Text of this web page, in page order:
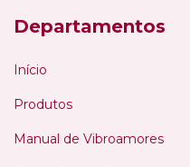
Departamentos
Início
Produtos
Manual de Vibroamores